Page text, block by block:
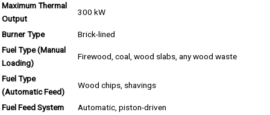
Maximum Thermal
Output
300 kW
Burner Type
Brick-lined
Fuel Type (Manual
Loading)
Firewood, coal, wood slabs, any wood waste
Fuel Type
(Automatic Feed)
Wood chips, shavings
Fuel Feed System
Automatic, piston-driven